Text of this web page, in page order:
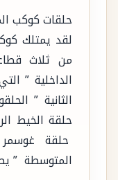
حلقات كوكب
لقد يمتلك
من ثلاث
الداخلية ”
الثانية ”
حلقة الخيط
حلقة
المتوسطة ”